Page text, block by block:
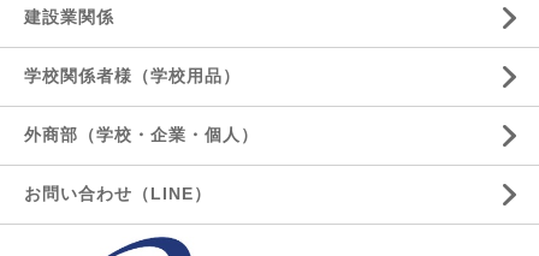
建設業関係
学校関係者様（学校用品）
外商部（学校・企業・個人）
お問い合わせ（LINE）